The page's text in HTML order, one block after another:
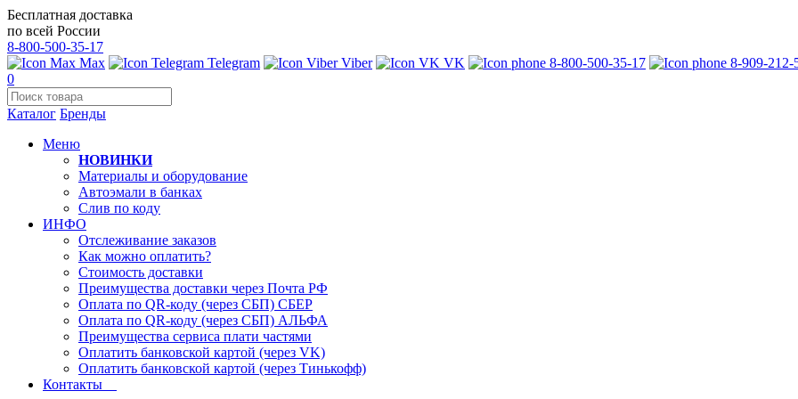
Бесплатная доставка
по всей России
8-800-500-35-17
Max
Telegram Viber VK 8-800-500-35-17
8-909-212-
0
Каталог Бренды
Меню
НОВИНКИ
Материалы и оборудование
Автоэмали в банках
Слив по коду
ИНФО
Отслеживание заказов
Как можно оплатить?
Стоимость доставки
Преимущества доставки через Почта РФ
Оплата по QR-коду (через СБП) СБЕР
Оплата по QR-коду (через СБП) АЛЬФА
Преимущества сервиса плати частями
Оплатить банковской картой (через VK)
Оплатить банковской картой (через Тинькофф)
Контакты